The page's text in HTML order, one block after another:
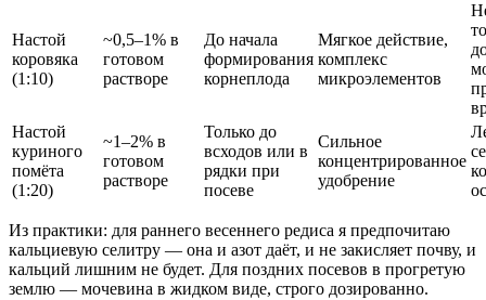
Настой
коровяка
(1:10)
~0,5–1% в
готовом
растворе
До начала
формирования
корнеплода
Мягкое действие,
комплекс
микроэлементов
Настой
куриного
помёта
(1:20)
~1–2% в
готовом
растворе
Только до
всходов или в
рядки при
посеве
Сильное
концентрированное
удобрение
Из практики: для раннего весеннего редиса я предпочитаю
кальциевую селитру — она и азот даёт, и не закисляет почву, и
кальций лишним не будет. Для поздних посевов в прогретую
землю — мочевина в жидком виде, строго дозированно.